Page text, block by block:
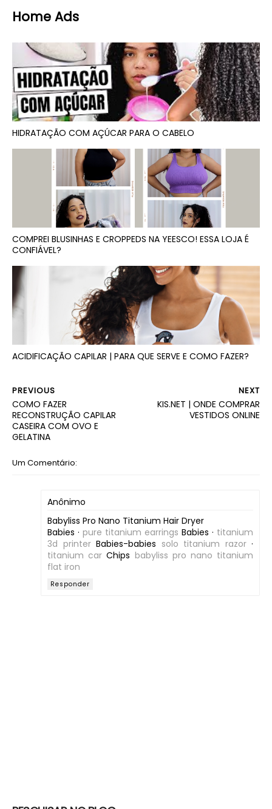
Home Ads
HIDRATAÇÃO COM AÇÚCAR PARA O CABELO
COMPREI BLUSINHAS E CROPPEDS NA YEESCO! ESSA LOJA É
CONFIÁVEL?
ACIDIFICAÇÃO CAPILAR | PARA QUE SERVE E COMO FAZER?
NEXT
KIS.NET | ONDE COMPRAR
VESTIDOS ONLINE
PREVIOUS
COMO FAZER
RECONSTRUÇÃO CAPILAR
CASEIRA COM OVO E
GELATINA
Um Comentário:
Anônimo
Babyliss Pro Nano Titanium Hair Dryer
‎Babies · pure titanium earrings ‎Babies · titanium
3d printer‎Babies-babies solo titanium razor·
titanium car ‎Chips babyliss pro nano titanium
flat iron
Responder